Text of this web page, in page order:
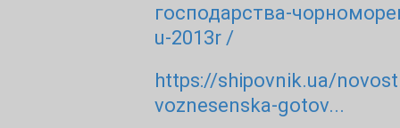
господарства-
u-2013r /
https://shipovnik.ua/
voznesenska-gotov...